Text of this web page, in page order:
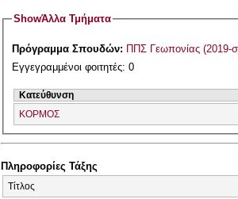
ShowΆλλα Τμήματα
Πρόγραμμα Σπουδών: ΠΠΣ Γεωπονίας (2019-
Εγγεγραμμένοι φοιτητές: 0
Κατεύθυνση
ΚΟΡΜΟΣ
Πληροφορίες Τάξης
Τίτλος